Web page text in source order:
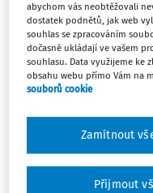
Počet vyhledaných
Řadit podle Nejnovější
JUDIKATURA
listin
Vydáno:25. 4.
abychom vás neobtěžovali
dostatek podnětů, jak web
souhlas se zpracováním
dočasně ukládají ve vašem
souhlasu. Data využijeme ke
obsahu webu přímo Vám na
souborů cookie
Zamítnout
Přijmout